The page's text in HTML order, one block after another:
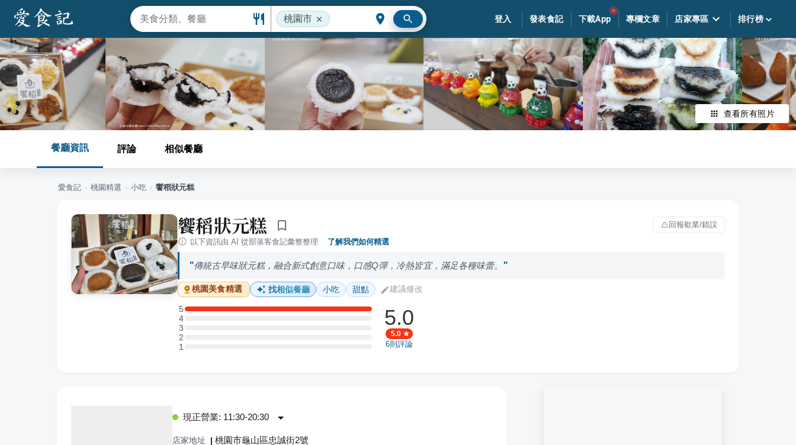
桃園市 登入 發表食記 下載App 專欄文章 店家專區 排行榜
查看所有照片
餐廳資訊 評論 相似餐廳
愛食記 › 桃園精選 › 小吃 › 饗稻狀元糕
饗稻狀元糕
回報歇業/錯誤
以下資訊由 AI 從部落客食記彙整整理 · 了解我們如何精選
傳統古早味狀元糕，融合新式創意口味，口感Q彈，冷熱皆宜，滿足各種味蕾。
桃園美食精選 找相似餐廳 小吃 甜點 建議修改
5
5 星：1 則評論
4
4 星：0 則評論
3
3 星：0 則評論
2
2 星：0 則評論
11 星：0 則評論
5.0
5.0
6則評論
現正營業: 11:30-20:30
店家地址 | 桃園市龜山區忠誠街2號